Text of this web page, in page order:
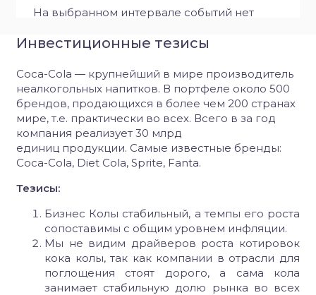
На выбранном интервале событий нет
Инвестиционные тезисы
Coca-Cola — крупнейший в мире производитель
неалкогольных напитков. В портфеле около 500
брендов, продающихся в более чем 200 странах
мире, т.е. практически во всех. Всего в за год
компания реализует 30 млрд
единиц продукции. Самые известные бренды:
Coca-Cola, Diet Cola, Sprite, Fanta.
Тезисы:
Бизнес Колы стабильный, а темпы его роста
сопоставимы с общим уровнем инфляции.
Мы не видим драйверов роста котировок
кока колы, так как компании в отрасли для
поглощения стоят дорого, а сама кола
занимает стабильную долю рынка во всех